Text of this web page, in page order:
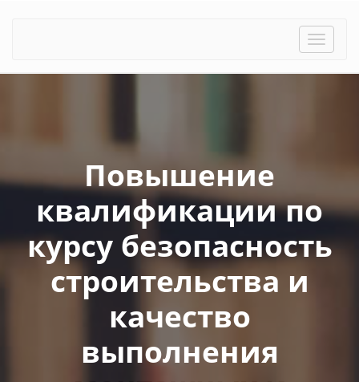
Toggle
Повышение
квалификации по
курсу безопасность
строительства и
качество
выполнения